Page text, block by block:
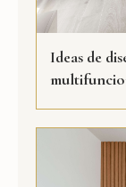
Ideas de